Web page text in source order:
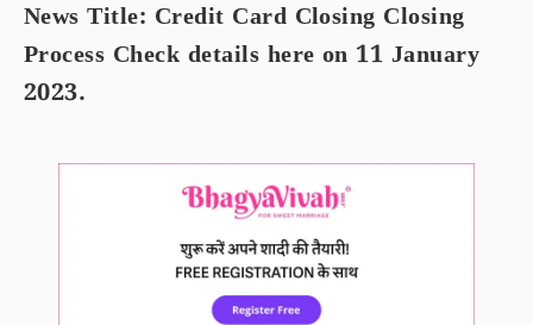
News Title: Credit Card Closing Closing
Process Check details here on 11 January
2023.